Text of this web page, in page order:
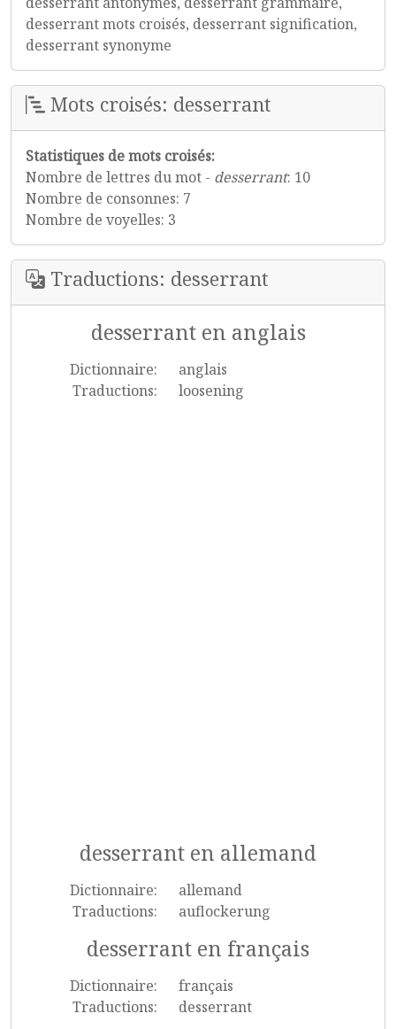
desserrant mots croisés, desserrant signification,
desserrant synonyme
Mots croisés: desserrant
Statistiques de mots croisés:
Nombre de lettres du mot - desserrant: 10
Nombre de consonnes: 7
Nombre de voyelles: 3
Traductions: desserrant
desserrant en anglais
Dictionnaire:
anglais
Traductions:
loosening
desserrant en allemand
Dictionnaire:
allemand
Traductions:
auflockerung
desserrant en français
Dictionnaire:
français
Traductions:
desserrant